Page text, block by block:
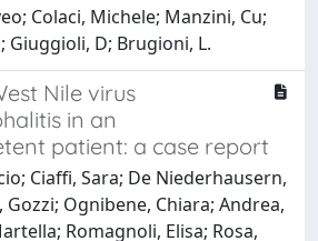
Colaci, Michele; Manzini, Cu;
Giuggioli, D; Brugioni, L.
Nile virus
in an
patient: a case report
Ciaffi, Sara; De Niederhausern,
Gozzi; Ognibene, Chiara; Andrea,
Romagnoli, Elisa; Rosa,